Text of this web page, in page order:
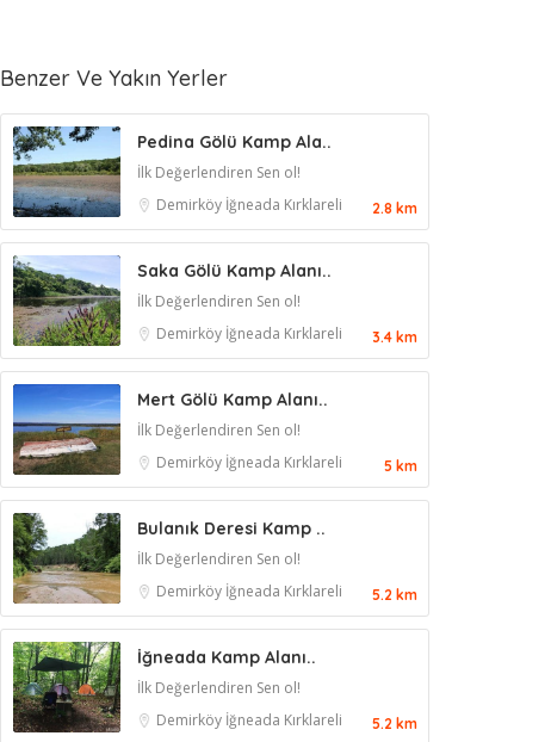
Benzer Ve Yakın Yerler
Pedina Gölü Kamp Ala..
İlk Değerlendiren Sen ol!
Demirköy İğneada Kırklareli 2.8 km
Saka Gölü Kamp Alanı..
İlk Değerlendiren Sen ol!
Demirköy İğneada Kırklareli 3.4 km
Mert Gölü Kamp Alanı..
İlk Değerlendiren Sen ol!
Demirköy İğneada Kırklareli 5 km
Bulanık Deresi Kamp ..
İlk Değerlendiren Sen ol!
Demirköy İğneada Kırklareli 5.2 km
İğneada Kamp Alanı..
İlk Değerlendiren Sen ol!
Demirköy İğneada Kırklareli 5.2 km